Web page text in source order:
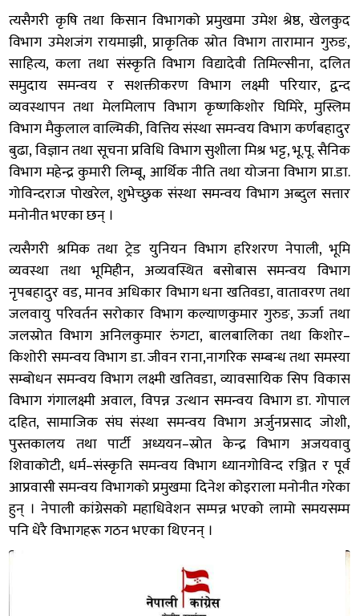
त्यसैगरी कृषि तथा किसान विभागको प्रमुखमा उमेश श्रेष्ठ, खेलकुद
विभाग उमेशजंग रायमाझी, प्राकृतिक स्रोत विभाग तारामान गुरुङ,
साहित्य, कला तथा संस्कृति विभाग विद्यादेवी तिमिल्सीना, दलित
समुदाय समन्वय र सशक्तीकरण विभाग लक्ष्मी परियार, द्वन्द
व्यवस्थापन तथा मेलमिलाप विभाग कृष्णकिशोर घिमिरे, मुस्लिम
विभाग मैकुलाल वाल्मिकी, वित्तिय संस्था समन्वय विभाग कर्णबहादुर
बुढा, विज्ञान तथा सूचना प्रविधि विभाग सुशीला मिश्र भट्ट, भू.पू. सैनिक
विभाग महेन्द्र कुमारी लिम्बू, आर्थिक नीति तथा योजना विभाग प्रा.डा.
गोविन्दराज पोखरेल, शुभेच्छुक संस्था समन्वय विभाग अब्दुल सत्तार
मनोनीत भएका छन् ।
त्यसैगरी श्रमिक तथा ट्रेड युनियन विभाग हरिशरण नेपाली, भूमि
व्यवस्था तथा भूमिहीन, अव्यवस्थित बसोबास समन्वय विभाग
नृपबहादुर वड, मानव अधिकार विभाग धना खतिवडा, वातावरण तथा
जलवायु परिवर्तन सरोकार विभाग कल्याणकुमार गुरुङ, ऊर्जा तथा
जलस्रोत विभाग अनिलकुमार रुंगटा, बालबालिका तथा किशोर–
किशोरी समन्वय विभाग डा. जीवन राना,नागरिक सम्बन्ध तथा समस्या
सम्बोधन समन्वय विभाग लक्ष्मी खतिवडा, व्यावसायिक सिप विकास
विभाग गंगालक्ष्मी अवाल, विपन्न उत्थान समन्वय विभाग डा. गोपाल
दहित, सामाजिक संघ संस्था समन्वय विभाग अर्जुनप्रसाद जोशी,
पुस्तकालय तथा पार्टी अध्ययन–स्रोत केन्द्र विभाग अजयवावु
शिवाकोटी, धर्म–संस्कृति समन्वय विभाग ध्यानगोविन्द रञ्जित र पूर्व
आप्रवासी समन्वय विभागको प्रमुखमा दिनेश कोइराला मनोनीत गरेका
हुन् । नेपाली कांग्रेसको महाधिवेशन सम्पन्न भएको लामो समयसम्म
पनि धेरै विभागहरू गठन भएका थिएनन् ।